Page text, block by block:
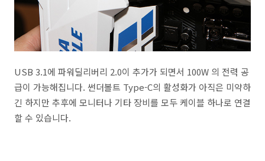
USB 3.1에 파워딜리버리 2.0이 추가가 되면서 100W 의 전력 공
급이 가능해집니다. 썬더볼트 Type-C의 활성화가 아직은 미약하
긴 하지만 추후에 모니터나 기타 장비를 모두 케이블 하나로 연결
할 수 있습니다.